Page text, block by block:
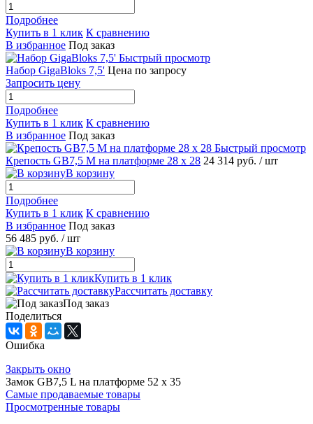
Подробнее
Купить в 1 клик К сравнению
В избранное Под заказ
Быстрый просмотр
Набор GigaBloks 7,5' Цена по запросу
Запросить цену
Подробнее
Купить в 1 клик К сравнению
В избранное Под заказ
Быстрый просмотр
Крепость GB7,5 M на платформе 28 х 28 24 314 руб. / шт
В корзину
Подробнее
Купить в 1 клик К сравнению
В избранное Под заказ
56 485 руб. / шт
В корзину
Купить в 1 клик
Рассчитать доставку
Под заказ
Поделиться
Ошибка
Закрыть окно
Замок GB7,5 L на платформе 52 х 35
Самые продаваемые товары
Просмотренные товары